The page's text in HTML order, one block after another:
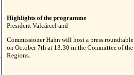
Highlights of the programme
President Valcárcel and
Commissioner Hahn will host a press roundtable
on October 7th at 13:30 in the Committee of the
Regions.